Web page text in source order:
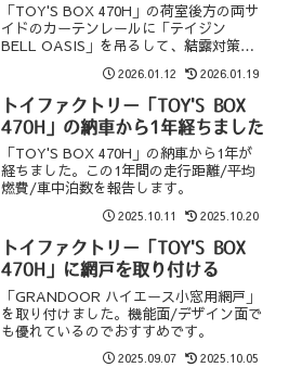
「TOY'S BOX 470H」の荷室後方の両サ
イドのカーテンレールに「テイジン
BELL OASIS」を吊るして、結露対策を
2026.01.12 2026.01.19
トイファクトリー「TOY'S BOX
470H」の納車から1年経ちました
「TOY'S BOX 470H」の納車から1年が
経ちました。この1年間の走行距離/平均
燃費/車中泊数を報告します。
2025.10.11 2025.10.20
トイファクトリー「TOY'S BOX
470H」に網戸を取り付ける
「GRANDOOR ハイエース小窓用網戸」
を取り付けました。機能面/デザイン面で
も優れているのでおすすめです。
2025.09.07 2025.10.05